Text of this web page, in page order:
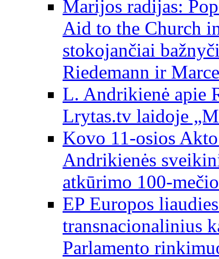
Marijos radijas:
Aid to the Church
stokojančiai
Riedemann ir
L. Andrikienė apie
Lrytas.tv laidoje
Kovo 11-osios
Andrikienės
atkūrimo 100-
EP Europos
transnacionalinius
Parlamento